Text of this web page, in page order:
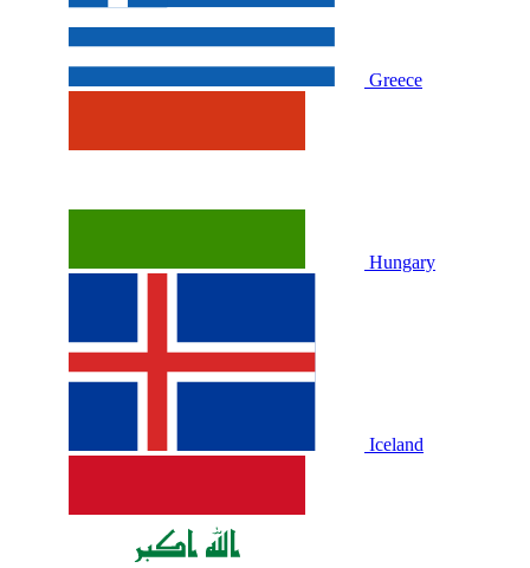
Greece
Hungary
Iceland